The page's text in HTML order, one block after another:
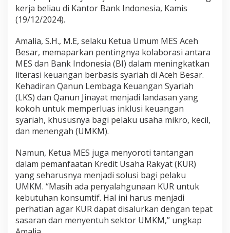
A
B
e
s
a
r
A
u
d
i
e
n
K
e
B
I
A
c
e
h
kerja beliau di Kantor Bank Indonesia, Kamis
(19/12/2024).
Amalia, S.H., M.E, selaku Ketua Umum MES Aceh
Besar, memaparkan pentingnya kolaborasi antara
MES dan Bank Indonesia (BI) dalam meningkatkan
literasi keuangan berbasis syariah di Aceh Besar.
Kehadiran Qanun Lembaga Keuangan Syariah
(LKS) dan Qanun Jinayat menjadi landasan yang
kokoh untuk memperluas inklusi keuangan
syariah, khususnya bagi pelaku usaha mikro, kecil,
dan menengah (UMKM).
Namun, Ketua MES juga menyoroti tantangan
dalam pemanfaatan Kredit Usaha Rakyat (KUR)
yang seharusnya menjadi solusi bagi pelaku
UMKM. “Masih ada penyalahgunaan KUR untuk
kebutuhan konsumtif. Hal ini harus menjadi
perhatian agar KUR dapat disalurkan dengan tepat
sasaran dan menyentuh sektor UMKM,” ungkap